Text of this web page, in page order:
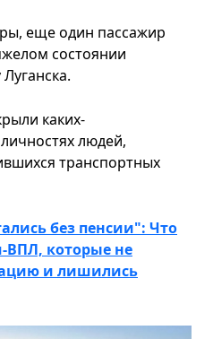
еще один пассажир
состоянии
каких-
людей,
транспортных
без пенсии": Что
ВПЛ, которые не
и лишились